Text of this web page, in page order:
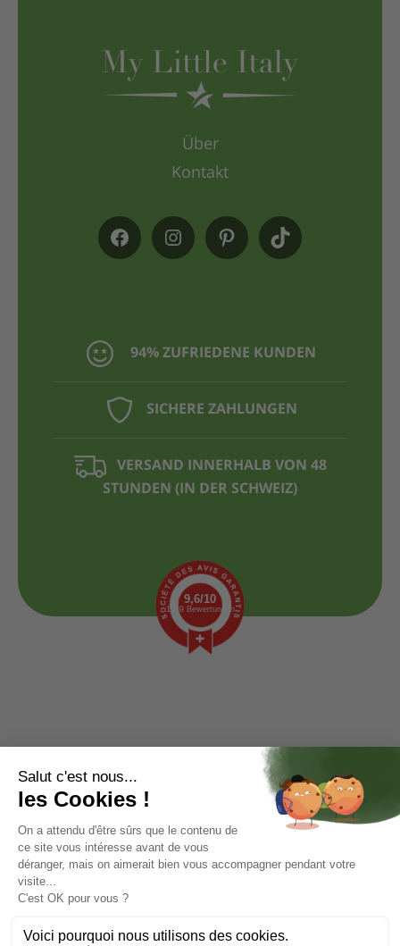
94% ZUFRIEDENE KUNDEN
SICHERE ZAHLUNGEN
VERSAND INNERHALB VON 48
STUNDEN (IN DER SCHWEIZ)
Über
Kontakt
9,6/10
1439 Bewertungen